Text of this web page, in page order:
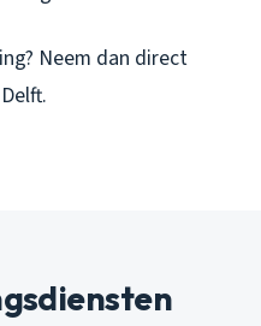
Neem dan direct